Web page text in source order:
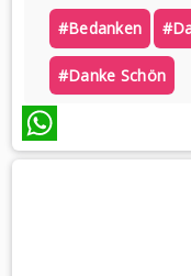
#bedanken
#danke Schön
WhatsApp